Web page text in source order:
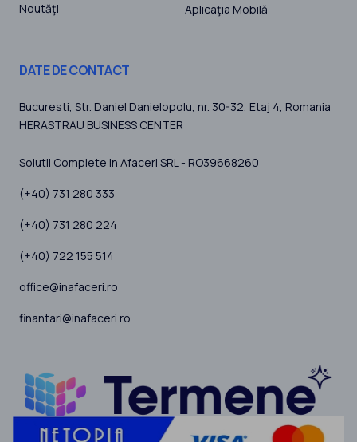
Noutăţi Aplicaţia Mobilă
DATE DE CONTACT
Bucuresti, Str. Daniel Danielopolu, nr. 30-32, Etaj 4, Romania
HERASTRAU BUSINESS CENTER
Solutii Complete in Afaceri SRL - RO39668260
(+40) 731 280 333
(+40) 731 280 224
(+40) 722 155 514
office@inafaceri.ro
finantari@inafaceri.ro